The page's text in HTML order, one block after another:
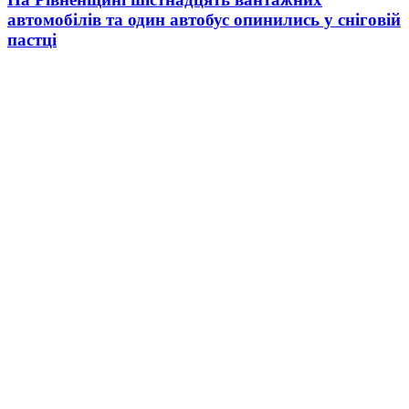
автомобілів та один автобус опинились у сніговій
пастці